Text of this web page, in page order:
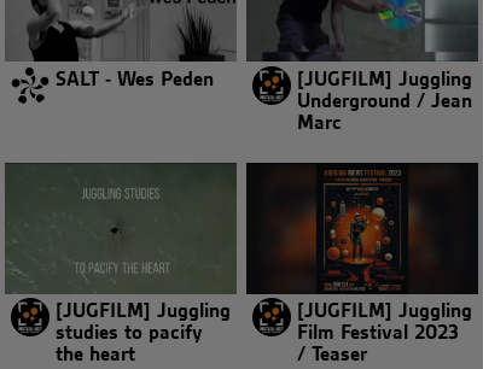
SALT - Wes Peden
[JUGFILM] Juggling
Underground / Jean
Marc
[JUGFILM] Juggling
studies to pacify
the heart
[JUGFILM] Juggling
Film Festival 2023
/ Teaser